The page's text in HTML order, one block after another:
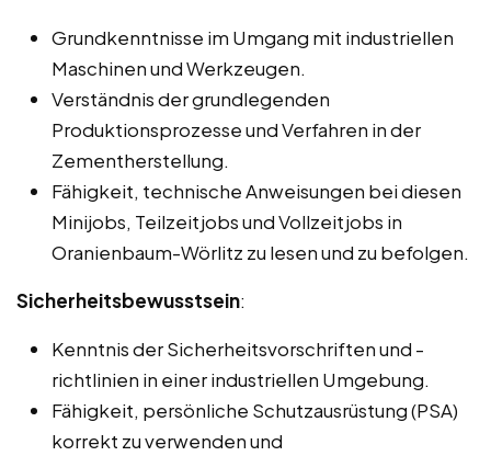
Grundkenntnisse im Umgang mit industriellen
Maschinen und Werkzeugen.
Verständnis der grundlegenden
Produktionsprozesse und Verfahren in der
Zementherstellung.
Fähigkeit, technische Anweisungen bei diesen
Minijobs, Teilzeitjobs und Vollzeitjobs in
Oranienbaum-Wörlitz zu lesen und zu befolgen.
Sicherheitsbewusstsein:
Kenntnis der Sicherheitsvorschriften und -
richtlinien in einer industriellen Umgebung.
Fähigkeit, persönliche Schutzausrüstung (PSA)
korrekt zu verwenden und